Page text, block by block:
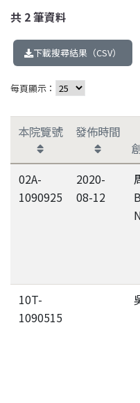
共 2筆資料
下載搜尋結果（CSV）
每頁顯示：
本院覽號
發佈時間
02A-
1090925
2020-
08-12
10T-
1090515